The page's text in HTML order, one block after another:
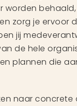
zorg je ervoor
jij
de hele
plannen die
naar concrete